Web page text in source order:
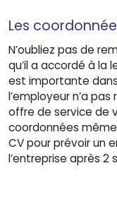
Les
N’oubliez pas de
qu’il a accordé à la
est importante
l’employeur n’a
offre de service de
coordonnées
CV pour prévoir un
l’entreprise après 2